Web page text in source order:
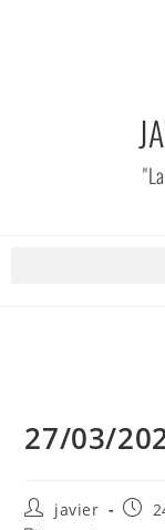
27/03/
javier